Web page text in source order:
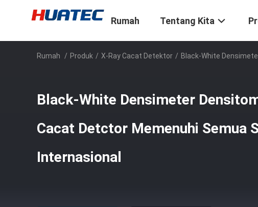
Rumah Tentang Kita
Rumah / Produk / X-Ray Cacat Detektor / Black-White
Black-White Densimeter
Cacat Detctor Memenuhi Semua
Internasional